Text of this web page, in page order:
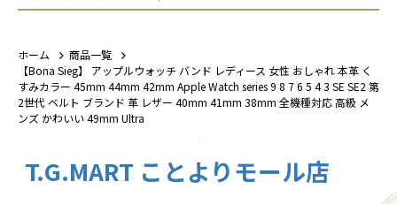
ホーム
商品一覧
【Bona Sieg】 アップルウォッチ バンド レディース 女性 おしゃれ 本革 く
すみカラー 45mm 44mm 42mm Apple Watch series 9 8 7 6 5 4 3 SE SE2 第
2世代 ベルト ブランド 革 レザー 40mm 41mm 38mm 全機種対応 高級 メ
ンズ かわいい 49mm Ultra
T.G.MART ことよりモール店